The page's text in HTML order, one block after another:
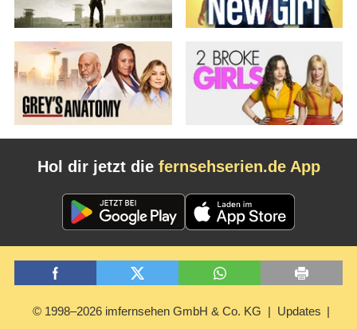
Hol dir jetzt die fernsehserien.de App
© 1998–2026 imfernsehen GmbH & Co. KG Updates